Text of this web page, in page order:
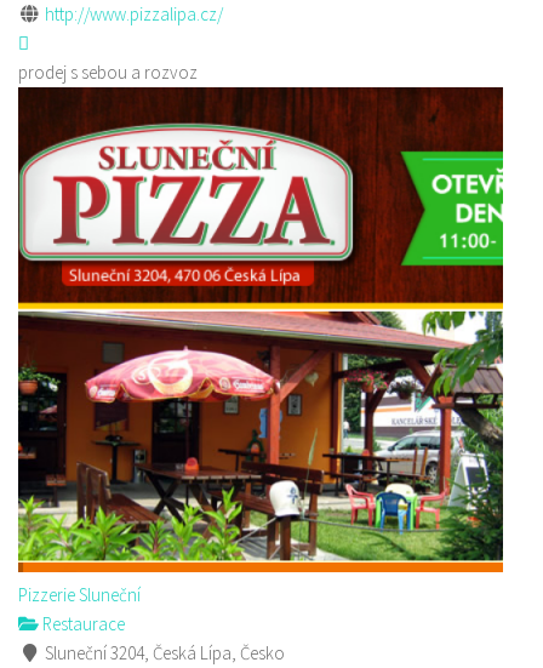
http://www.pizzalipa.cz/
prodej s sebou a rozvoz
Pizzerie Sluneční
Restaurace
Sluneční 3204, Česká Lípa, Česko